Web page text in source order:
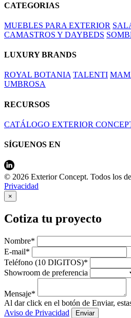
CATEGORIAS
MUEBLES PARA EXTERIOR
CAMASTROS Y DAYBEDS
LUXURY BRANDS
ROYAL BOTANIA TALENTI
UMBROSA
RECURSOS
CATÁLOGO EXTERIOR
SÍGUENOS EN
© 2026 Exterior Concept. Todos los
Privacidad
×
Cotiza tu proyecto
Nombre*
E-mail*
Teléfono (10 DIGITOS)*
Showroom de preferencia
Mensaje*
Al dar click en el botón de Enviar,
Aviso de Privacidad